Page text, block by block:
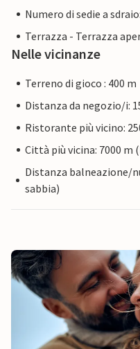
Numero di sedie a
Terrazza - Terrazza
Nelle vicinanze
Terreno di gioco : 400 m
Distanza da negozio/i:
Ristorante più vicino:
Città più vicina: 7000 m
Distanza balneazione/
sabbia)